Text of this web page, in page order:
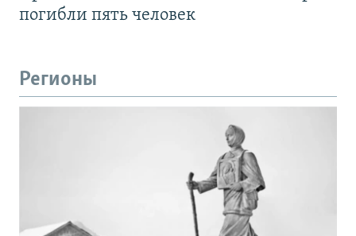
погибли пять человек
Регионы